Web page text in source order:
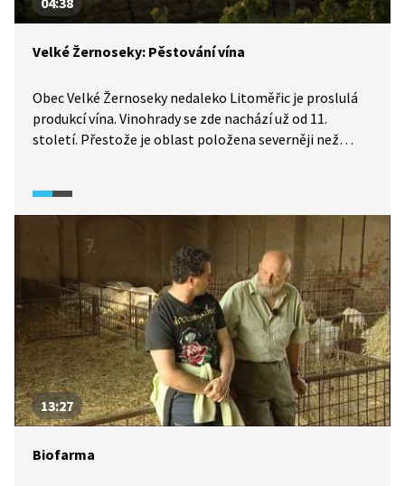
Velké Žernoseky: Pěstování vína
Obec Velké Žernoseky nedaleko Litoměřic je proslulá
produkcí vína. Vinohrady se zde nachází už od 11.
století. Přestože je oblast položena severněji než
podmínky pro pěstování, jak se dozvíme v Cyklodálkách
(2024).
13:27
Biofarma